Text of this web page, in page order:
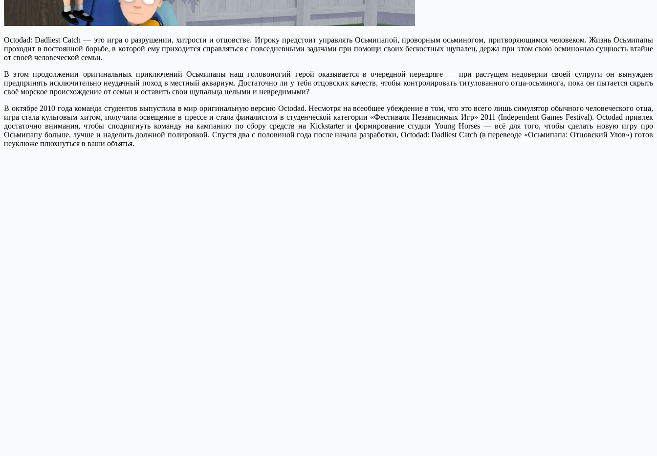
Octodad: Dadliest Catch — это игра о разрушении, хитрости и отцовстве. Игроку предстоит управлять Осьмипапой, проворным осьминогом, притворяющимся человеком. Жизнь Осьмипапы
проходит в постоянной борьбе, в которой ему приходится справляться с повседневными задачами при помощи своих бескостных щупалец, держа при этом свою осминожью сущность втайне
от своей человеческой семьи.
В этом продолжении оригинальных приключений Осьмипапы наш головоногий герой оказывается в очередной передряге — при растущем недоверии своей супруги он вынужден
предпринять исключительно неудачный поход в местный аквариум. Достаточно ли у тебя отцовских качеств, чтобы контролировать титулованного отца-осьминога, пока он пытается скрыть
своё морское происхождение от семьи и оставить свои щупальца целыми и невредимыми?
В октябре 2010 года команда студентов выпустила в мир оригинальную версию Octodad. Несмотря на всеобщее убеждение в том, что это всего лишь симулятор обычного человеческого отца,
игра стала культовым хитом, получила освещение в прессе и стала финалистом в студенческой категории «Фестиваля Независимых Игр» 2011 (Independent Games Festival). Octodad привлек
достаточно внимания, чтобы сподвигнуть команду на кампанию по сбору средств на Kickstarter и формирование студии Young Horses — всё для того, чтобы сделать новую игру про
Осьмипапу больше, лучше и наделить должной полировкой. Спустя два с половиной года после начала разработки, Octodad: Dadliest Catch (в перевеоде «Осьмипапа: Отцовский Улов») готов
неуклюже плюхнуться в ваши объятья.